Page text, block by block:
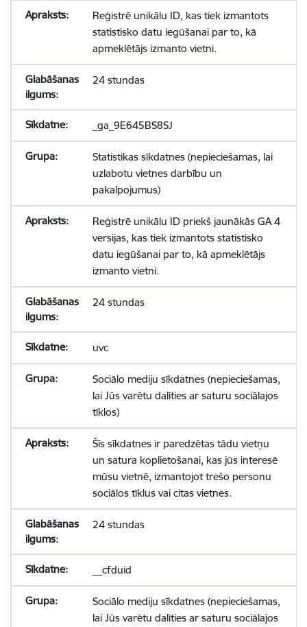
Reģistrē unikālu ID, kas tiek izmantots
statistisko datu iegūšanai par to, kā
apmeklētājs izmanto vietni.
24 stundas
_ga_9E645BS8SJ
Statistikas sīkdatnes (nepieciešamas, lai
uzlabotu vietnes darbību un
pakalpojumus)
Reģistrē unikālu ID priekš jaunākās GA 4
versijas, kas tiek izmantots statistisko
datu iegūšanai par to, kā apmeklētājs
izmanto vietni.
24 stundas
uvc
Sociālo mediju sīkdatnes (nepieciešamas,
lai Jūs varētu dalīties ar saturu sociālajos
tīklos)
Šīs sīkdatnes ir paredzētas tādu vietņu
un satura koplietošanai, kas jūs interesē
mūsu vietnē, izmantojot trešo personu
sociālos tīklus vai citas vietnes.
24 stundas
__cfduid
Sociālo mediju sīkdatnes (nepieciešamas,
lai Jūs varētu dalīties ar saturu sociālajos